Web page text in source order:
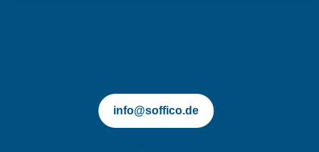
info@soffico.de